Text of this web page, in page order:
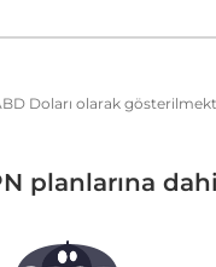
Doları olarak
planlarına